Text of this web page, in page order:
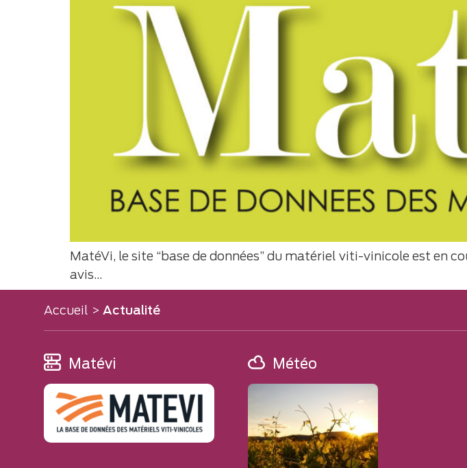
MatéVi, le site “base de données” du matériel viti-vinicole est en
avis…
Accueil > Actualité
Matévi Météo